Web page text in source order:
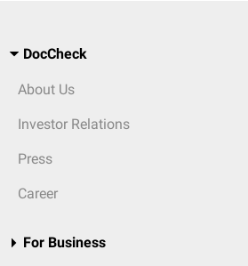
DocCheck
About Us
Investor Relations
Press
Career
For Business